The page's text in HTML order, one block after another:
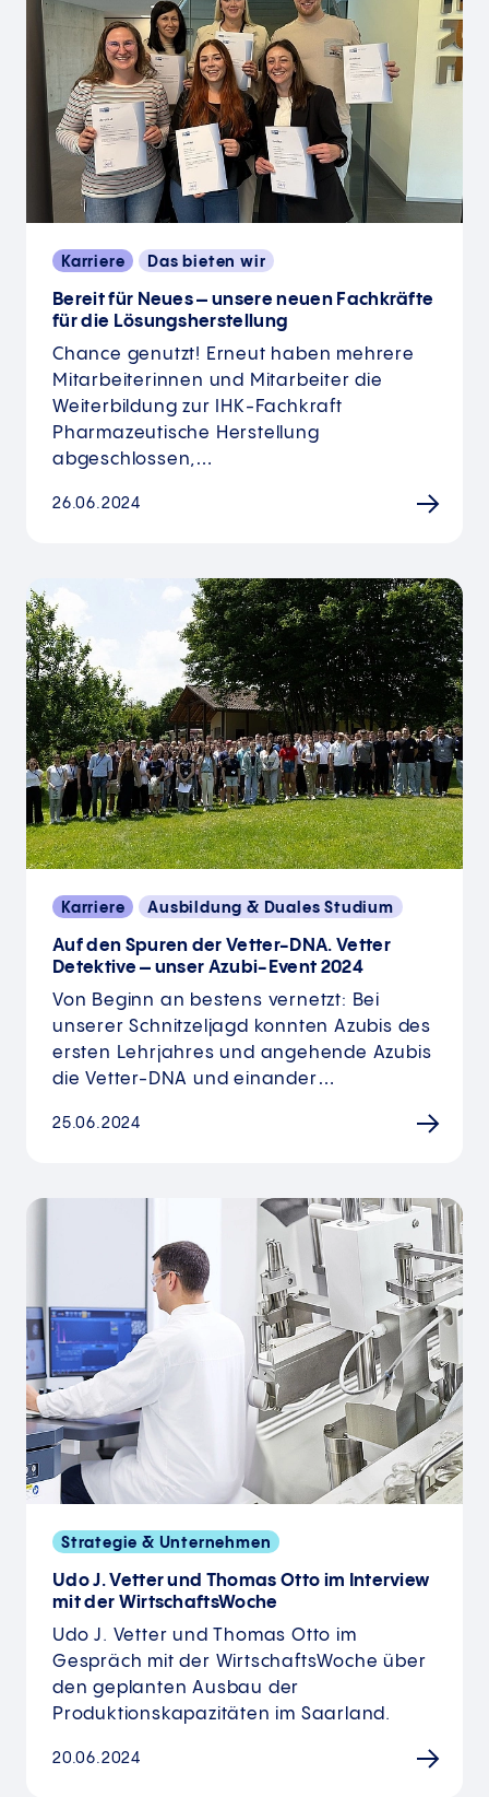
Karriere Das bieten wir
Bereit für Neues – unsere neuen Fachkräfte
für die Lösungsherstellung
Chance genutzt! Erneut haben mehrere
Mitarbeiterinnen und Mitarbeiter die
Weiterbildung zur IHK-Fachkraft
Pharmazeutische Herstellung
abgeschlossen,…
26.06.2024
Karriere Ausbildung & Duales Studium
Auf den Spuren der Vetter-DNA. Vetter
Detektive – unser Azubi-Event 2024
Von Beginn an bestens vernetzt: Bei
unserer Schnitzeljagd konnten Azubis des
ersten Lehrjahres und angehende Azubis
die Vetter-DNA und einander…
25.06.2024
Strategie & Unternehmen
Udo J. Vetter und Thomas Otto im Interview
mit der WirtschaftsWoche
Udo J. Vetter und Thomas Otto im
Gespräch mit der WirtschaftsWoche über
den geplanten Ausbau der
Produktionskapazitäten im Saarland.
20.06.2024